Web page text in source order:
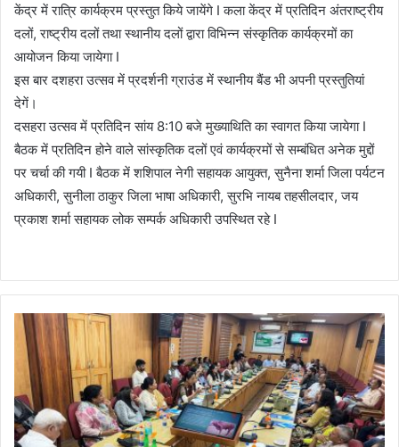
केंद्र में रात्रि कार्यक्रम प्रस्तुत किये जायेंगे I कला केंद्र में प्रतिदिन अंतराष्ट्रीय
दलों, राष्ट्रीय दलों तथा स्थानीय दलों द्वारा विभिन्न संस्कृतिक कार्यक्रमों का
आयोजन किया जायेगा I
इस बार दशहरा उत्सव में प्रदर्शनी ग्राउंड में स्थानीय बैंड भी अपनी प्रस्तुतियां
देगें।
दसहरा उत्सव में प्रतिदिन सांय 8:10 बजे मुख्याथिति का स्वागत किया जायेगा I
बैठक में प्रतिदिन होने वाले सांस्कृतिक दलों एवं कार्यक्रमों से सम्बंधित अनेक मुद्दों
पर चर्चा की गयी I बैठक में शशिपाल नेगी सहायक आयुक्त, सुनैना शर्मा जिला पर्यटन
अधिकारी, सुनीला ठाकुर जिला भाषा अधिकारी, सुरभि नायब तहसीलदार, जय
प्रकाश शर्मा सहायक लोक सम्पर्क अधिकारी उपस्थित रहे I